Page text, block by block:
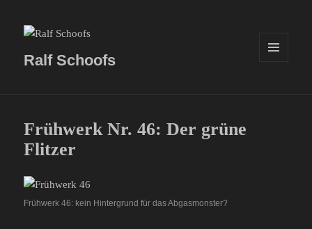
Ralf Schoofs
Frühwerk Nr. 46: Der grüne
Flitzer
Frühwerk 46: kein Hintergrund für das Abgasmonster?